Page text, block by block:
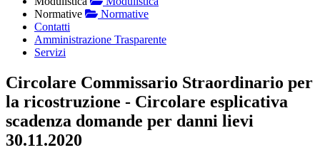
Normative
Normative
Contatti
Amministrazione Trasparente
Servizi
Circolare Commissario Straordinario per
la ricostruzione - Circolare esplicativa
scadenza domande per danni lievi
30.11.2020